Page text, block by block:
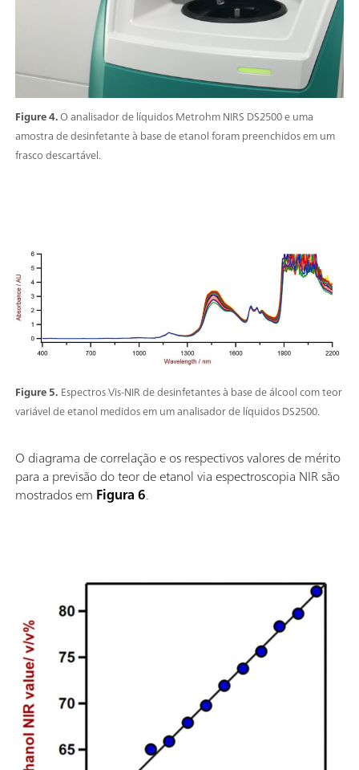
Figure 4.O analisador de líquidos Metrohm NIRS DS2500 e uma
amostra de desinfetante à base de etanol foram preenchidos em um
frasco descartável.
Figure 5. Espectros Vis-NIR de desinfetantes à base de álcool com teor
variável de etanol medidos em um analisador de líquidos DS2500.
O diagrama de correlação e os respectivos valores de mérito
para a previsão do teor de etanol via espectroscopia NIR são
mostrados em Figura 6.